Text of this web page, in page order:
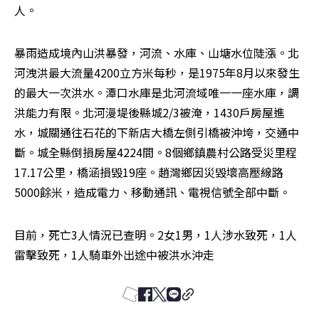
人。
暴雨造成境內山洪暴發，河流、水庫、山塘水位陡漲。北
河洩洪最大流量4200立方米每秒，是1975年8月以來發生
的最大一次洪水。潭口水庫是北河流域唯一一座水庫，調
洪能力有限。北河漫堤後縣城2/3被淹，1430戶房屋進
水，城關通往石花的下新店大橋左側引橋被沖垮，交通中
斷。城全縣倒損房屋4224間。8個鄉鎮農村公路受災里程
17.17公里，橋涵損毀19座。趙灣鄉因災毀壞高壓線路
5000餘米，造成電力、移動通訊、電視信號全部中斷。
目前，死亡3人情況已查明。2女1男，1人涉水致死，1人
雷擊致死，1人騎車外出途中被洪水沖走